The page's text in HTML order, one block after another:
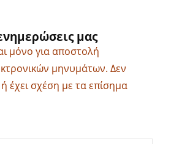
μας
μόνο για αποστολή
μηνυμάτων. Δεν
έχει σχέση με τα επίσημα